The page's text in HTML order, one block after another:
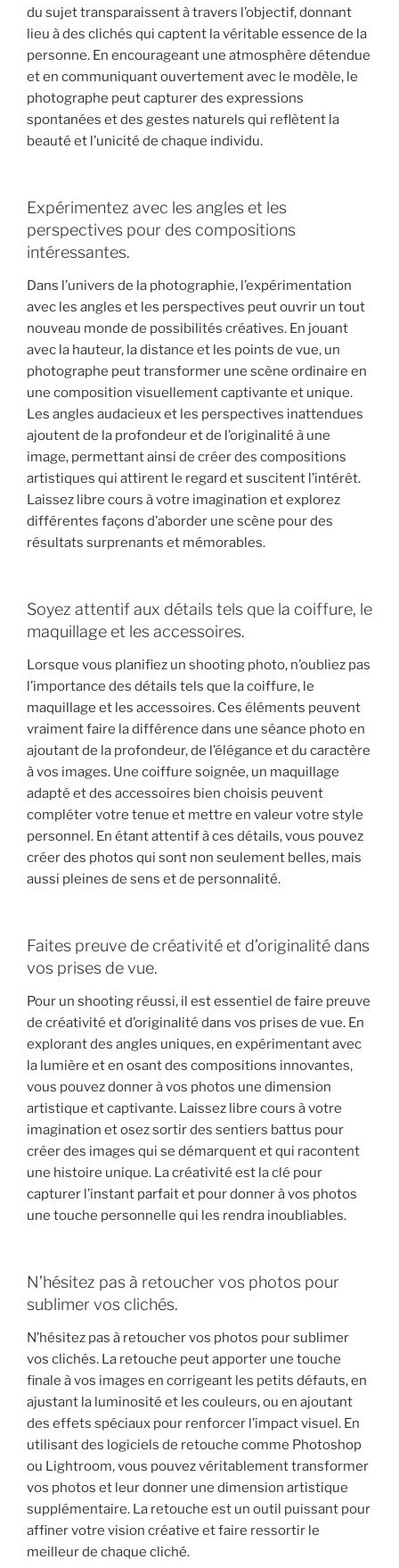
du sujet transparaissent à travers l’objectif, donnant
lieu à des clichés qui captent la véritable essence de la
personne. En encourageant une atmosphère détendue
et en communiquant ouvertement avec le modèle, le
photographe peut capturer des expressions
spontanées et des gestes naturels qui reflètent la
beauté et l’unicité de chaque individu.
Expérimentez avec les angles et les
perspectives pour des compositions
intéressantes.
Dans l’univers de la photographie, l’expérimentation
avec les angles et les perspectives peut ouvrir un tout
nouveau monde de possibilités créatives. En jouant
avec la hauteur, la distance et les points de vue, un
photographe peut transformer une scène ordinaire en
une composition visuellement captivante et unique.
Les angles audacieux et les perspectives inattendues
ajoutent de la profondeur et de l’originalité à une
image, permettant ainsi de créer des compositions
artistiques qui attirent le regard et suscitent l’intérêt.
Laissez libre cours à votre imagination et explorez
différentes façons d’aborder une scène pour des
résultats surprenants et mémorables.
Soyez attentif aux détails tels que la coiffure, le
maquillage et les accessoires.
Lorsque vous planifiez un shooting photo, n’oubliez pas
l’importance des détails tels que la coiffure, le
maquillage et les accessoires. Ces éléments peuvent
vraiment faire la différence dans une séance photo en
ajoutant de la profondeur, de l’élégance et du caractère
à vos images. Une coiffure soignée, un maquillage
adapté et des accessoires bien choisis peuvent
compléter votre tenue et mettre en valeur votre style
personnel. En étant attentif à ces détails, vous pouvez
créer des photos qui sont non seulement belles, mais
aussi pleines de sens et de personnalité.
Faites preuve de créativité et d’originalité dans
vos prises de vue.
Pour un shooting réussi, il est essentiel de faire preuve
de créativité et d’originalité dans vos prises de vue. En
explorant des angles uniques, en expérimentant avec
la lumière et en osant des compositions innovantes,
vous pouvez donner à vos photos une dimension
artistique et captivante. Laissez libre cours à votre
imagination et osez sortir des sentiers battus pour
créer des images qui se démarquent et qui racontent
une histoire unique. La créativité est la clé pour
capturer l’instant parfait et pour donner à vos photos
une touche personnelle qui les rendra inoubliables.
N’hésitez pas à retoucher vos photos pour
sublimer vos clichés.
N’hésitez pas à retoucher vos photos pour sublimer
vos clichés. La retouche peut apporter une touche
finale à vos images en corrigeant les petits défauts, en
ajustant la luminosité et les couleurs, ou en ajoutant
des effets spéciaux pour renforcer l’impact visuel. En
utilisant des logiciels de retouche comme Photoshop
ou Lightroom, vous pouvez véritablement transformer
vos photos et leur donner une dimension artistique
supplémentaire. La retouche est un outil puissant pour
affiner votre vision créative et faire ressortir le
meilleur de chaque cliché.